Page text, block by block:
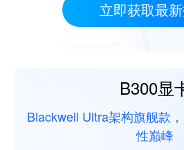
立即获取最
B300显
Blackwell Ultra架构旗舰款
性巅峰